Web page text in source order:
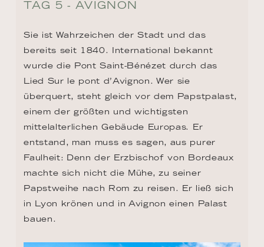
TAG 5 - AVIGNON
Sie ist Wahrzeichen der Stadt und das
bereits seit 1840. International bekannt
wurde die Pont Saint-Bénézet durch das
Lied Sur le pont d’Avignon. Wer sie
überquert, steht gleich vor dem Papstpalast,
einem der größten und wichtigsten
mittelalterlichen Gebäude Europas. Er
entstand, man muss es sagen, aus purer
Faulheit: Denn der Erzbischof von Bordeaux
machte sich nicht die Mühe, zu seiner
Papstweihe nach Rom zu reisen. Er ließ sich
in Lyon krönen und in Avignon einen Palast
bauen.